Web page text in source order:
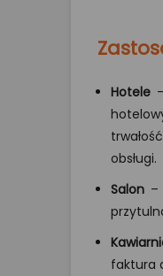
Hotele
obsługi.
Salon –
faktura